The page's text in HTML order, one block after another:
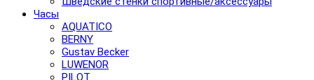
Часы
AQUATICO
BERNY
Gustav Becker
LUWENOR
PILOT